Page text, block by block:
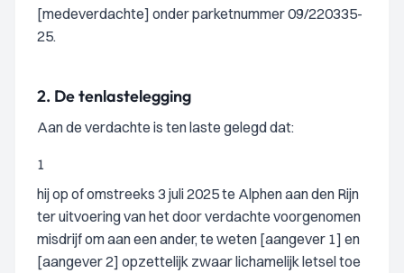
[medeverdachte] onder parketnummer 09/220335-
25.
2. De tenlastelegging
Aan de verdachte is ten laste gelegd dat:
1
hij op of omstreeks 3 juli 2025 te Alphen aan den Rijn
ter uitvoering van het door verdachte voorgenomen
misdrijf om aan een ander, te weten [aangever 1] en
[aangever 2] opzettelijk zwaar lichamelijk letsel toe